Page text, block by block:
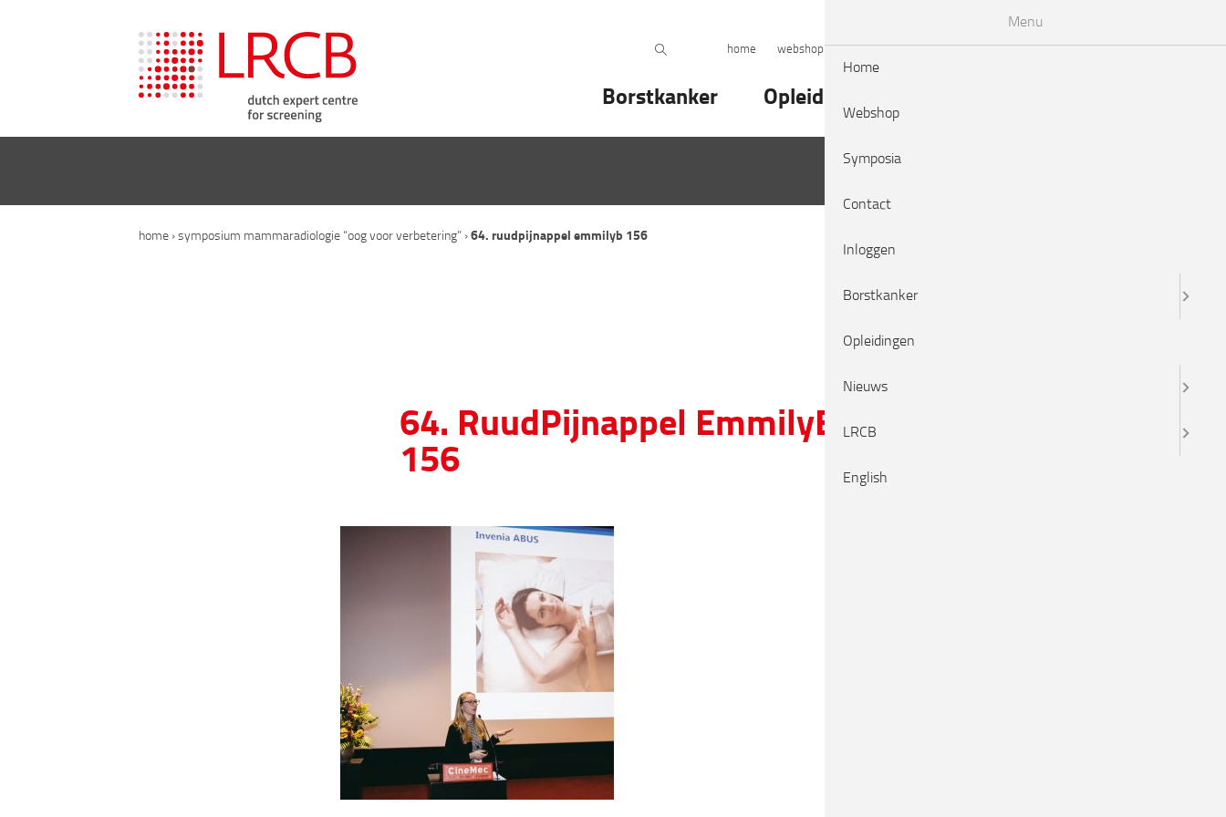
home webshop symposia contact inloggen english
Borstkanker Opleidingen
home › symposium mammaradiologie “oog voor verbetering” › 64. ruudpijnappel emmilyb 156
64. RuudPijnappel EmmilyB
156
Menu
Home
Webshop
Symposia
Contact
Inloggen
Borstkanker
Opleidingen
Nieuws
LRCB
English